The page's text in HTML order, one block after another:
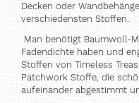
Decken oder
verschiedensten Stoffen.
Man benötigt Baumwoll-
Fadendichte haben und
Stoffen von Timeless
Patchwork Stoffe, die
aufeinander abgestimmt